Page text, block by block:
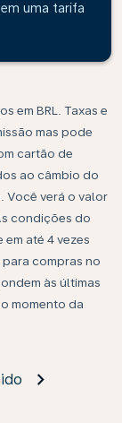
uma tarifa
em BRL. Taxas e
mas pode
cartão de
ao câmbio do
Você verá o valor
condições do
até 4 vezes
compras no
às últimas
momento da